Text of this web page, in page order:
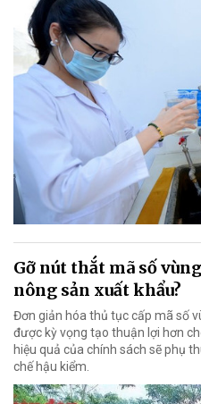
Gỡ nút thắt mã số
nông sản xuất khẩu?
Đơn giản hóa thủ tục cấp mã số
được kỳ vọng tạo thuận lợi hơn
hiệu quả của chính sách sẽ phụ
chế hậu kiểm.